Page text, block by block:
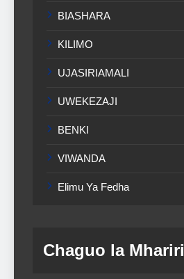
BIASHARA
KILIMO
UJASIRIAMALI
UWEKEZAJI
BENKI
VIWANDA
Elimu Ya Fedha
Chaguo la Mhariri